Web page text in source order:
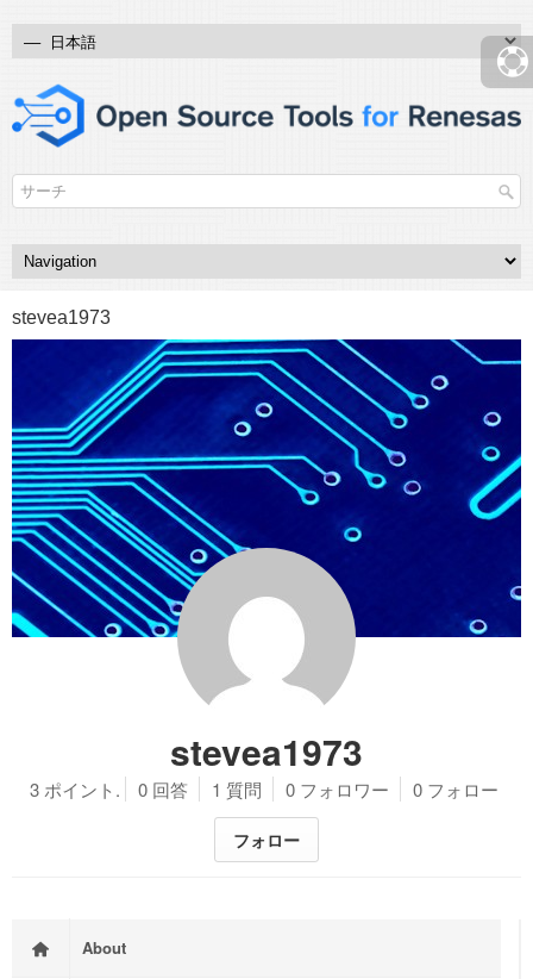
stevea1973
stevea1973
3 ポイント. 0 回答 1 質問 0 フォロワー 0 フォロー
フォロー
About